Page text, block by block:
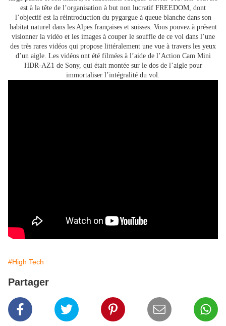
est à la tête de l’organisation à but non lucratif FREEDOM, dont
l’objectif est la réintroduction du pygargue à queue blanche dans son
habitat naturel dans les Alpes françaises et suisses. Vous pouvez à présent
visionner la vidéo et les images à couper le souffle de ce vol dans l’une
des très rares vidéos qui propose littéralement une vue à travers les yeux
d’un aigle. Les vidéos ont été filmées à l’aide de l’Action Cam Mini
HDR-AZ1 de Sony, qui était montée sur le dos de l’aigle pour
immortaliser l’intégralité du vol.
#High Tech
Partager